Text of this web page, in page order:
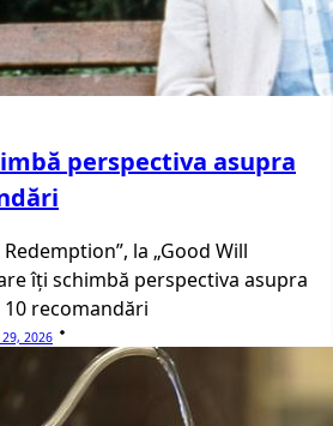
perspectiva asupra
la „Good Will
îți schimbă perspectiva asupra
recomandări
2026